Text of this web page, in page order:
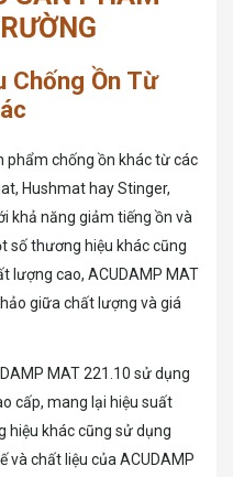
Chống Ồn Từ
phẩm chống ồn khác từ các
Hushmat hay Stinger,
khả năng giảm tiếng ồn và
số thương hiệu khác cũng
lượng cao, ACUDAMP MAT
giữa chất lượng và giá
MAT 221.10 sử dụng
cấp, mang lại hiệu suất
hiệu khác cũng sử dụng
và chất liệu của ACUDAMP